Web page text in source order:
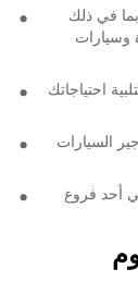
في ذلك
وسيارات
احتياجاتك
السيارات
أحد فروع